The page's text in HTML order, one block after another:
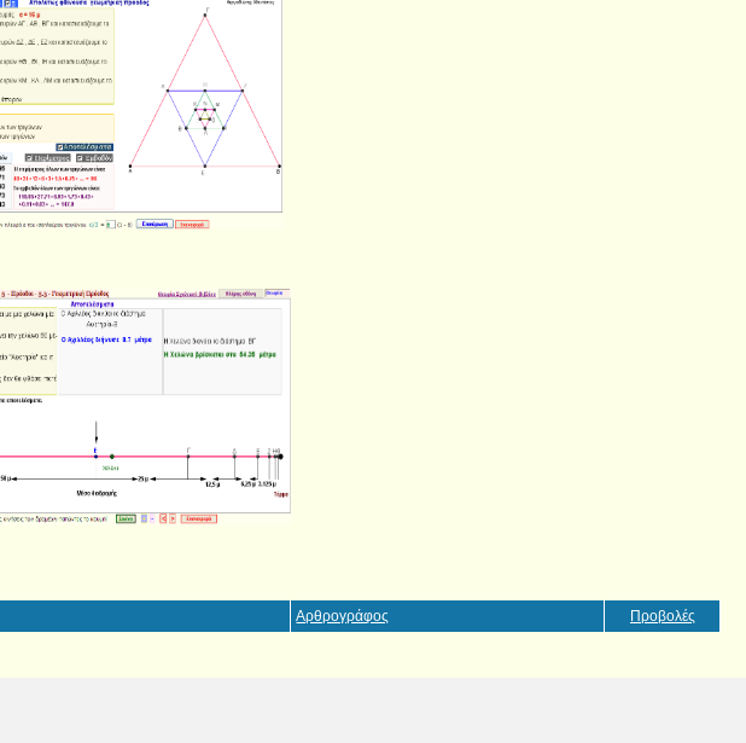
Αρθρογράφος Προβολές